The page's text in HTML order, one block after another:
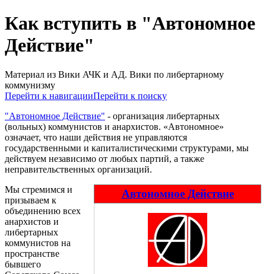
Как вступить в "Автономное
Действие"
Материал из Вики АЧК и АД. Вики по либертарному
коммунизму
Перейти к навигацииПерейти к поиску
"Автономное Действие" - организация либертарных
(вольных) коммунистов и анархистов. «Автономное»
означает, что наши действия не управляются
государственными и капиталистическими структурами, мы
действуем независимо от любых партий, а также
неправительственных организаций.
Автономное Действие
Мы стремимся и
призываем к
объединению всех
анархистов и
либертарных
коммунистов на
пространстве
бывшего